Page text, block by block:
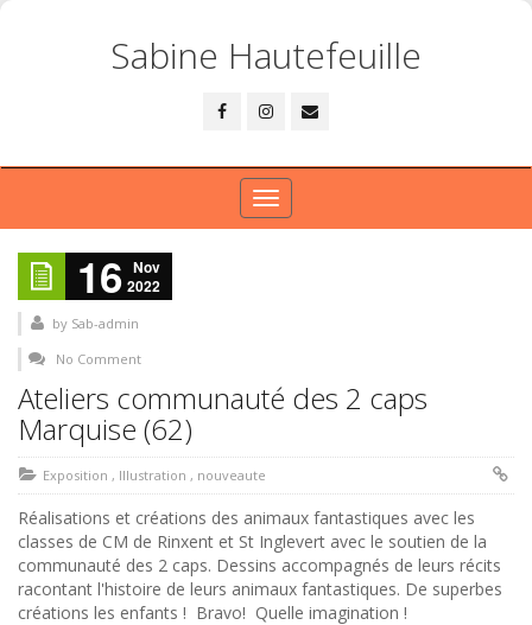
Sabine Hautefeuille
Toggle
navigation
16 Nov
2022
by Sab-admin
No Comment
Ateliers communauté des 2 caps
Marquise (62)
Exposition , Illustration , nouveaute
Réalisations et créations des animaux fantastiques avec les
classes de CM de Rinxent et St Inglevert avec le soutien de la
communauté des 2 caps. Dessins accompagnés de leurs récits
racontant l'histoire de leurs animaux fantastiques. De superbes
créations les enfants ! Bravo! Quelle imagination !